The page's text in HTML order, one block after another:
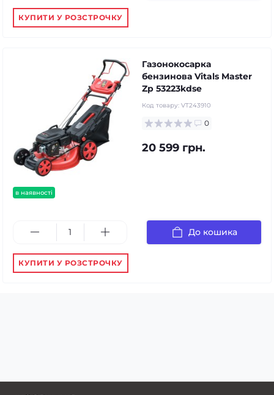
КУПИТИ У РОЗСТРОЧКУ
в наявності
Газонокосарка
бензинова Vitals Master
Zp 53223kdsе
Код товару: VT243910
0
20 599 грн.
До кошика
КУПИТИ У РОЗСТРОЧКУ